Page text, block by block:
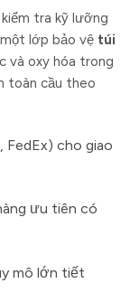
tra kỹ lưỡng
lớp bảo vệ túi
và oxy hóa trong
toàn cầu theo
FedEx) cho giao
ưu tiên có
mô lớn tiết